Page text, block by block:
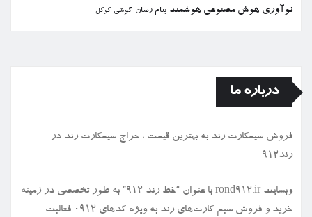
نوآوری هوش مصنوعی هوشمند پیام رسان گوشی گوگل
درباره ما
فروش سیمكارت رند به بهترین قیمت ، حراج سیمكارت رند در
رند912
وبسایت rond912.ir با عنوان “خط رند ۹۱۲” به طور تخصصی در زمینه
خرید و فروش سیم کارت‌های رند به ویژه کدهای ۰۹۱۲ فعالیت